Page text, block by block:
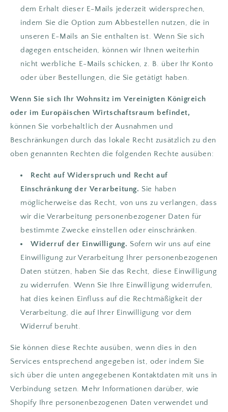
dem Erhalt dieser E-Mails jederzeit widersprechen,
indem Sie die Option zum Abbestellen nutzen, die in
unseren E-Mails an Sie enthalten ist. Wenn Sie sich
dagegen entscheiden, können wir Ihnen weiterhin
nicht werbliche E-Mails schicken, z. B. über Ihr Konto
oder über Bestellungen, die Sie getätigt haben.
Wenn Sie sich Ihr Wohnsitz im Vereinigten Königreich
oder im Europäischen Wirtschaftsraum befindet,
können Sie vorbehaltlich der Ausnahmen und
Beschränkungen durch das lokale Recht zusätzlich zu den
oben genannten Rechten die folgenden Rechte ausüben:
Recht auf Widerspruch und Recht auf
Einschränkung der Verarbeitung. Sie haben
möglicherweise das Recht, von uns zu verlangen, dass
wir die Verarbeitung personenbezogener Daten für
bestimmte Zwecke einstellen oder einschränken.
Widerruf der Einwilligung. Sofern wir uns auf eine
Einwilligung zur Verarbeitung Ihrer personenbezogenen
Daten stützen, haben Sie das Recht, diese Einwilligung
zu widerrufen. Wenn Sie Ihre Einwilligung widerrufen,
hat dies keinen Einfluss auf die Rechtmäßigkeit der
Verarbeitung, die auf Ihrer Einwilligung vor dem
Widerruf beruht.
Sie können diese Rechte ausüben, wenn dies in den
Services entsprechend angegeben ist, oder indem Sie
sich über die unten angegebenen Kontaktdaten mit uns in
Verbindung setzen. Mehr Informationen darüber, wie
Shopify Ihre personenbezogenen Daten verwendet und